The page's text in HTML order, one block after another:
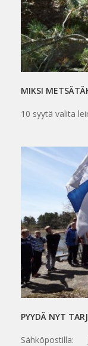
MIKSI
10 syytä valita
PYYDÄ NYT
Sähköpostilla: